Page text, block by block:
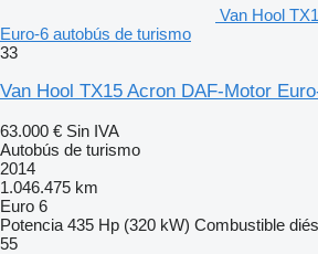
Van Hool
Euro-6 autobús de turismo
33
Van Hool TX15 Acron DAF-Motor
63.000 € Sin IVA
Autobús de turismo
2014
1.046.475 km
Euro 6
Potencia 435 Hp (320 kW) Combustible
55